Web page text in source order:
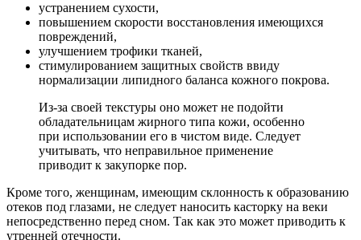
устранением сухости,
повышением скорости восстановления имеющихся
повреждений,
улучшением трофики тканей,
стимулированием защитных свойств ввиду
нормализации липидного баланса кожного покрова.
Из-за своей текстуры оно может не подойти
обладательницам жирного типа кожи, особенно
при использовании его в чистом виде. Следует
учитывать, что неправильное применение
приводит к закупорке пор.
Кроме того, женщинам, имеющим склонность к образованию
отеков под глазами, не следует наносить касторку на веки
непосредственно перед сном. Так как это может приводить к
утренней отечности.